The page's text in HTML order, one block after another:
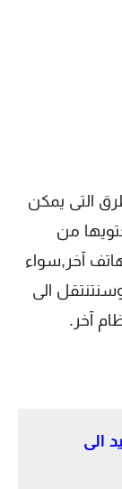
التى يمكن
من
آخر,سواء
الى
آخر.
الى